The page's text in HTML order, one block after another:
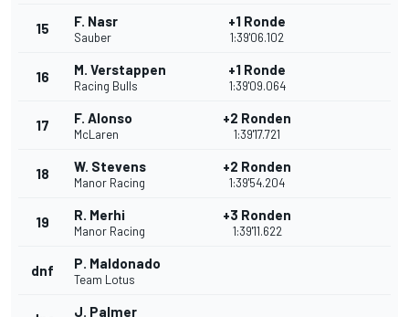
15 F. Nasr
Sauber
+1 Ronde
1:39'06.102
16 M. Verstappen
Racing Bulls
+1 Ronde
1:39'09.064
17 F. Alonso
McLaren
+2 Ronden
1:39'17.721
18 W. Stevens
Manor Racing
+2 Ronden
1:39'54.204
19 R. Merhi
Manor Racing
+3 Ronden
1:39'11.622
dnf P. Maldonado
Team Lotus
J. Palmer